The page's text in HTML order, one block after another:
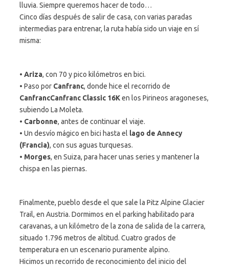
lluvia. Siempre queremos hacer de todo…
Cinco días después de salir de casa, con varias paradas
intermedias para entrenar, la ruta había sido un viaje en sí
misma:
• Ariza, con 70 y pico kilómetros en bici.
• Paso por Canfranc, donde hice el recorrido de
CanfrancCanfranc Classic 16Ken los Pirineos aragoneses,
subiendo La Moleta.
• Carbonne, antes de continuar el viaje.
• Un desvío mágico en bici hasta el lago de Annecy
(Francia), con sus aguas turquesas.
• Morges, en Suiza, para hacer unas series y mantener la
chispa en las piernas.
Finalmente, pueblo desde el que sale la Pitz Alpine Glacier
Trail, en Austria. Dormimos en el parking habilitado para
caravanas, a un kilómetro de la zona de salida de la carrera,
situado 1.796 metros de altitud. Cuatro grados de
temperatura en un escenario puramente alpino.
Hicimos un recorrido de reconocimiento del inicio del